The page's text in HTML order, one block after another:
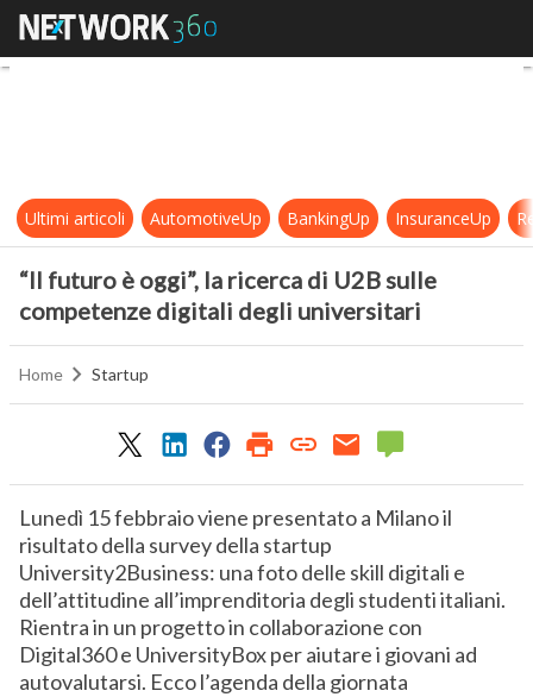
“Il futuro è oggi”, la ricerca di
Ultimi articoli AutomotiveUp BankingUp InsuranceUp
“Il futuro è oggi”, la ricerca di U2B sulle
competenze digitali degli universitari
Home Startup
Lunedì 15 febbraio viene presentato a Milano il
risultato della survey della startup
University2Business: una foto delle skill digitali e
dell’attitudine all’imprenditoria degli studenti italiani.
Rientra in un progetto in collaborazione con
Digital360 e UniversityBox per aiutare i giovani ad
autovalutarsi. Ecco l’agenda della giornata